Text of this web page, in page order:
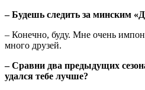
– Будешь следить за минским
– Конечно, буду. Мне очень
много друзей.
– Сравни два предыдущих
удался тебе лучше?